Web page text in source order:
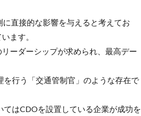
直接的な影響を与えると考えてお
ます。
ーダーシップが求められ、最高デー
行う「交通管制官」のような存在で
はCDOを設置している企業が成功を